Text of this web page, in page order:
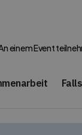
einem Event